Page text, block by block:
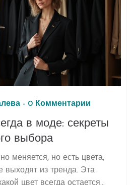
- 0 Комментарии
в моде: секреты
выбора
меняется, но есть цвета,
выходят из тренда. Эта
цвет всегда остается